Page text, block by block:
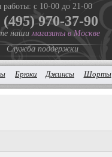
работы: с 10-00 до 21-00
(495) 970-37-90
наши магазины в Москве
Служба поддержки
Брюки Джинсы Шорты